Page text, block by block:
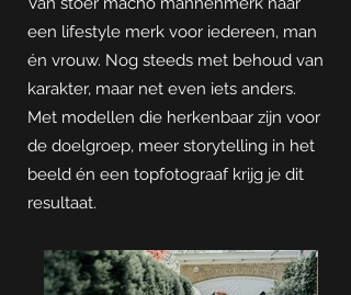
een lifestyle merk voor iedereen, man
én vrouw. Nog steeds met behoud van
karakter, maar net even iets anders.
Met modellen die herkenbaar zijn voor
de doelgroep, meer storytelling in het
beeld én een topfotograaf krijg je dit
resultaat.